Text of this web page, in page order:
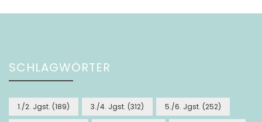
SCHLAGWÖRTER
1./2. Jgst. (189) 3./4. Jgst. (312) 5./6. Jgst. (252)